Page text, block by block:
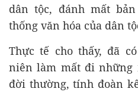
dân tộc, đánh mất
thống văn hóa của dân
Thực tế cho thấy, đã
niên làm mất đi những
đời thường, tính đoàn